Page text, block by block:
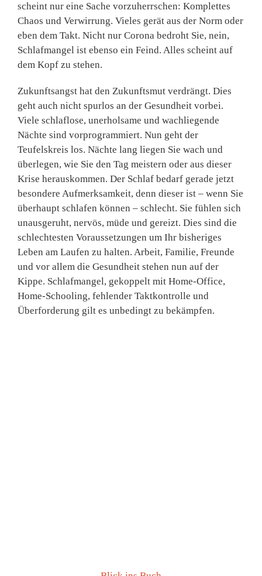
scheint nur eine Sache vorzuherrschen: Komplettes
Chaos und Verwirrung. Vieles gerät aus der Norm oder
eben dem Takt. Nicht nur Corona bedroht Sie, nein,
Schlafmangel ist ebenso ein Feind. Alles scheint auf
dem Kopf zu stehen.
Zukunftsangst hat den Zukunftsmut verdrängt. Dies
geht auch nicht spurlos an der Gesundheit vorbei.
Viele schlaflose, unerholsame und wachliegende
Nächte sind vorprogrammiert. Nun geht der
Teufelskreis los. Nächte lang liegen Sie wach und
überlegen, wie Sie den Tag meistern oder aus dieser
Krise herauskommen. Der Schlaf bedarf gerade jetzt
besondere Aufmerksamkeit, denn dieser ist – wenn Sie
überhaupt schlafen können – schlecht. Sie fühlen sich
unausgeruht, nervös, müde und gereizt. Dies sind die
schlechtesten Voraussetzungen um Ihr bisheriges
Leben am Laufen zu halten. Arbeit, Familie, Freunde
und vor allem die Gesundheit stehen nun auf der
Kippe. Schlafmangel, gekoppelt mit Home-Office,
Home-Schooling, fehlender Taktkontrolle und
Überforderung gilt es unbedingt zu bekämpfen.